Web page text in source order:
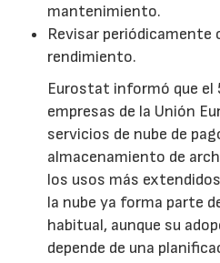
mantenimiento.
Revisar periódicamente
rendimiento.
Eurostat informó que el
empresas de la Unión
servicios de nube de
almacenamiento de
los usos más
la nube ya forma parte
habitual, aunque su
depende de una